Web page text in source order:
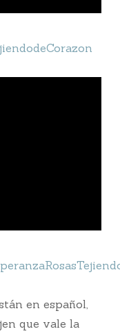
en español,
que vale la